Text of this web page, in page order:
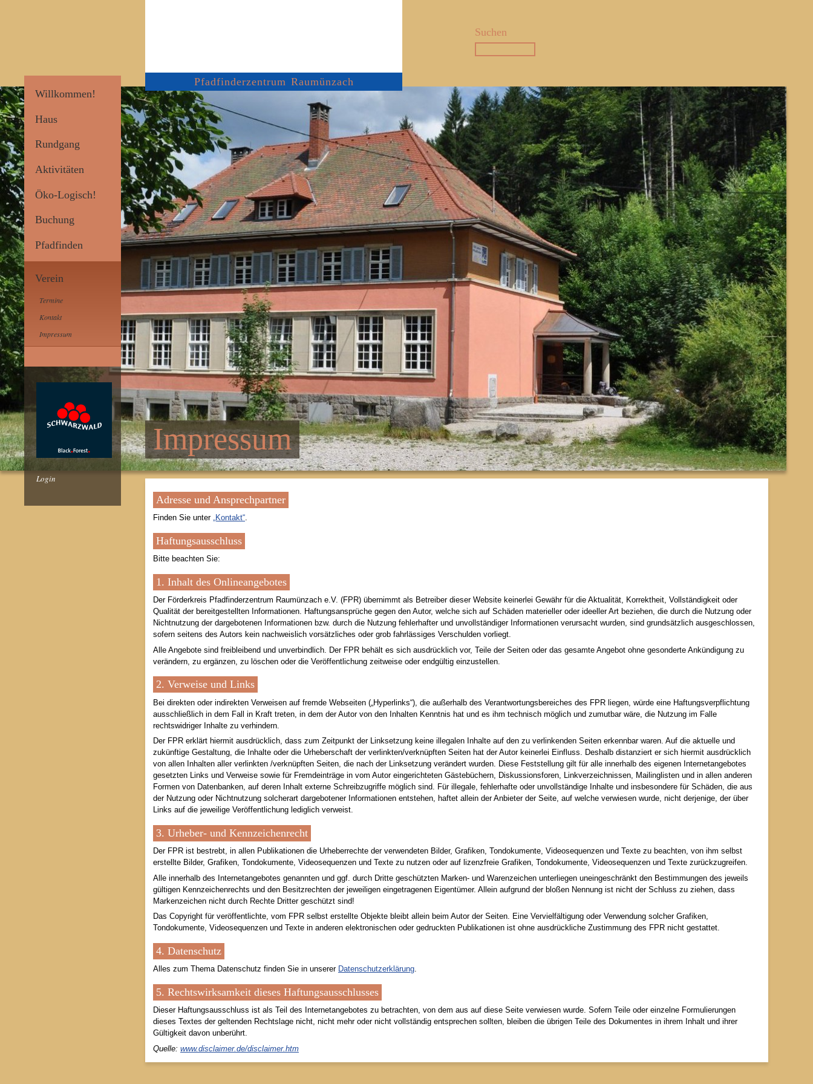
Pfadfinderzentrum Raumünzach
Suchen
Willkommen!
Haus
Rundgang
Aktivitäten
Öko-Logisch!
Buchung
Pfadfinden
Verein
Termine
Kontakt
Impressum
Login
Impressum
Adresse und Ansprechpartner
Finden Sie unter „Kontakt“.
Haftungsausschluss
Bitte beachten Sie:
1. Inhalt des Onlineangebotes
Der Förderkreis Pfadfinderzentrum Raumünzach e.V. (FPR) übernimmt als Betreiber dieser Website keinerlei Gewähr für die Aktualität, Korrektheit, Vollständigkeit oder
Qualität der bereitgestellten Informationen. Haftungsansprüche gegen den Autor, welche sich auf Schäden materieller oder ideeller Art beziehen, die durch die Nutzung oder
Nichtnutzung der dargebotenen Informationen bzw. durch die Nutzung fehlerhafter und unvollständiger Informationen verursacht wurden, sind grundsätzlich ausgeschlossen,
sofern seitens des Autors kein nachweislich vorsätzliches oder grob fahrlässiges Verschulden vorliegt.
Alle Angebote sind freibleibend und unverbindlich. Der FPR behält es sich ausdrücklich vor, Teile der Seiten oder das gesamte Angebot ohne gesonderte Ankündigung zu
verändern, zu ergänzen, zu löschen oder die Veröffentlichung zeitweise oder endgültig einzustellen.
2. Verweise und Links
Bei direkten oder indirekten Verweisen auf fremde Webseiten („Hyperlinks“), die außerhalb des Verantwortungsbereiches des FPR liegen, würde eine Haftungsverpflichtung
ausschließlich in dem Fall in Kraft treten, in dem der Autor von den Inhalten Kenntnis hat und es ihm technisch möglich und zumutbar wäre, die Nutzung im Falle
rechtswidriger Inhalte zu verhindern.
Der FPR erklärt hiermit ausdrücklich, dass zum Zeitpunkt der Linksetzung keine illegalen Inhalte auf den zu verlinkenden Seiten erkennbar waren. Auf die aktuelle und
zukünftige Gestaltung, die Inhalte oder die Urheberschaft der verlinkten/verknüpften Seiten hat der Autor keinerlei Einfluss. Deshalb distanziert er sich hiermit ausdrücklich
von allen Inhalten aller verlinkten /verknüpften Seiten, die nach der Linksetzung verändert wurden. Diese Feststellung gilt für alle innerhalb des eigenen Internetangebotes
gesetzten Links und Verweise sowie für Fremdeinträge in vom Autor eingerichteten Gästebüchern, Diskussionsforen, Linkverzeichnissen, Mailinglisten und in allen anderen
Formen von Datenbanken, auf deren Inhalt externe Schreibzugriffe möglich sind. Für illegale, fehlerhafte oder unvollständige Inhalte und insbesondere für Schäden, die aus
der Nutzung oder Nichtnutzung solcherart dargebotener Informationen entstehen, haftet allein der Anbieter der Seite, auf welche verwiesen wurde, nicht derjenige, der über
Links auf die jeweilige Veröffentlichung lediglich verweist.
3. Urheber- und Kennzeichenrecht
Der FPR ist bestrebt, in allen Publikationen die Urheberrechte der verwendeten Bilder, Grafiken, Tondokumente, Videosequenzen und Texte zu beachten, von ihm selbst
erstellte Bilder, Grafiken, Tondokumente, Videosequenzen und Texte zu nutzen oder auf lizenzfreie Grafiken, Tondokumente, Videosequenzen und Texte zurückzugreifen.
Alle innerhalb des Internetangebotes genannten und ggf. durch Dritte geschützten Marken- und Warenzeichen unterliegen uneingeschränkt den Bestimmungen des jeweils
gültigen Kennzeichenrechts und den Besitzrechten der jeweiligen eingetragenen Eigentümer. Allein aufgrund der bloßen Nennung ist nicht der Schluss zu ziehen, dass
Markenzeichen nicht durch Rechte Dritter geschützt sind!
Das Copyright für veröffentlichte, vom FPR selbst erstellte Objekte bleibt allein beim Autor der Seiten. Eine Vervielfältigung oder Verwendung solcher Grafiken,
Tondokumente, Videosequenzen und Texte in anderen elektronischen oder gedruckten Publikationen ist ohne ausdrückliche Zustimmung des FPR nicht gestattet.
4. Datenschutz
Alles zum Thema Datenschutz finden Sie in unserer Datenschutzerklärung.
5. Rechtswirksamkeit dieses Haftungsausschlusses
Dieser Haftungsausschluss ist als Teil des Internetangebotes zu betrachten, von dem aus auf diese Seite verwiesen wurde. Sofern Teile oder einzelne Formulierungen
dieses Textes der geltenden Rechtslage nicht, nicht mehr oder nicht vollständig entsprechen sollten, bleiben die übrigen Teile des Dokumentes in ihrem Inhalt und ihrer
Gültigkeit davon unberührt.
Quelle: www.disclaimer.de/disclaimer.htm